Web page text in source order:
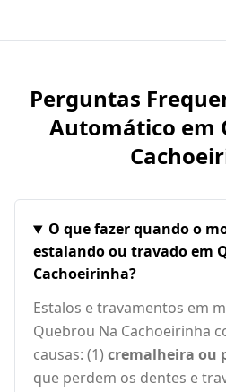
Perguntas
Automático em
O que fazer quando o
estalando ou travado em
Cachoeirinha?
Estalos e travamentos em
Quebrou Na Cachoeirinha
causas: (1) cremalheira ou
que perdem os dentes e